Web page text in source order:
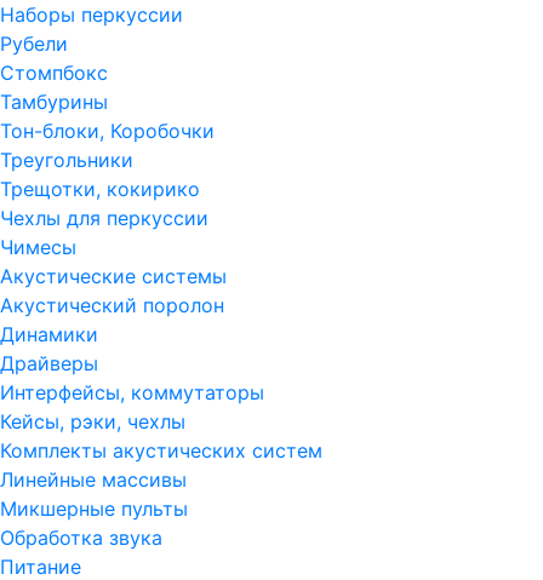
Наборы перкуссии
Рубели
Стомпбокс
Тамбурины
Тон-блоки, Коробочки
Треугольники
Трещотки, кокирико
Чехлы для перкуссии
Чимесы
Акустические системы
Акустический поролон
Динамики
Драйверы
Интерфейсы, коммутаторы
Кейсы, рэки, чехлы
Комплекты акустических систем
Линейные массивы
Микшерные пульты
Обработка звука
Питание